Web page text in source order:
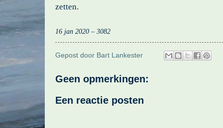
zetten.
16 jan 2020 – 3082
Gepost door Bart Lankester
Geen opmerkingen:
Een reactie posten